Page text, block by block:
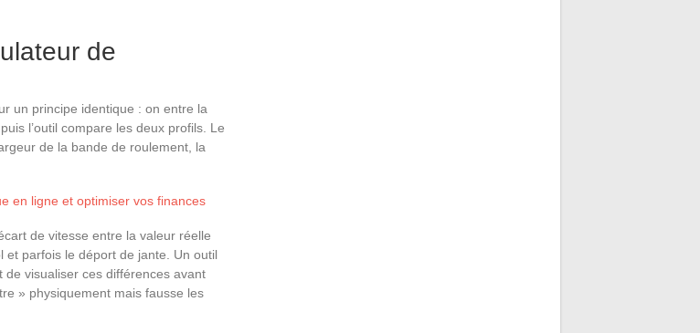
de
un principe identique : on entre la
l’outil compare les deux profils. Le
de la bande de roulement, la
en ligne et optimiser vos finances
de vitesse entre la valeur réelle
et parfois le déport de jante. Un outil
de visualiser ces différences avant
» physiquement mais fausse les